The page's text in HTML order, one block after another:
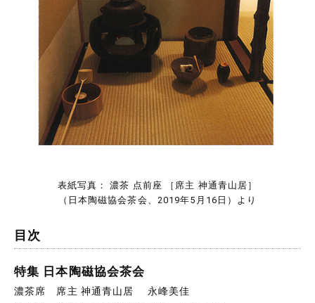
表紙写真： 濃茶 点前座 ［席主 神通青山居］
（日本陶磁協会茶会、2019年5月16日）より
目次
特集 日本陶磁協会茶会
濃茶席 席主 神通青山居 永峰美佳